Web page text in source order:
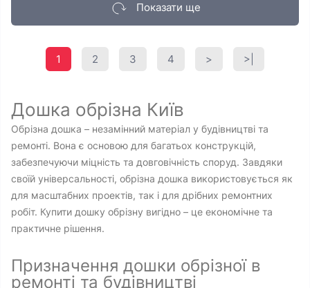
Показати ще
1 2 3 4 > >|
Дошка обрізна Київ
Обрізна дошка – незамінний матеріал у будівництві та
ремонті. Вона є основою для багатьох конструкцій,
забезпечуючи міцність та довговічність споруд. Завдяки
своїй універсальності, обрізна дошка використовується як
для масштабних проектів, так і для дрібних ремонтних
робіт. Купити дошку обрізну вигідно – це економічне та
практичне рішення.
Призначення дошки обрізної в
ремонті та будівництві